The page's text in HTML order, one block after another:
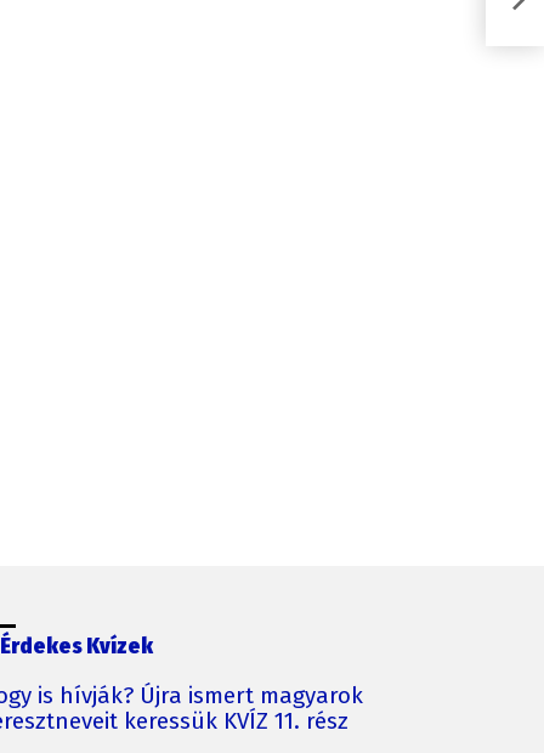
Érdekes Kvízek
is hívják? Újra ismert magyarok
keressük KVÍZ 11. rész